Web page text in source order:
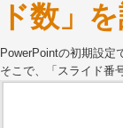
ド数」
PowerPointの初期設定
そこで、「スライド番